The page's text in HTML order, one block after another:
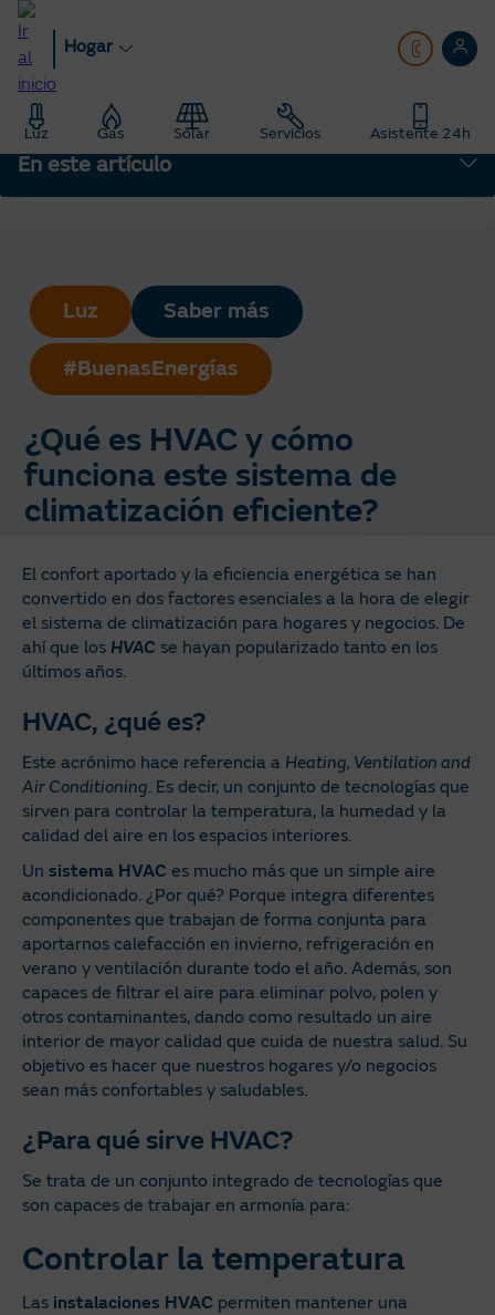
Pasar
contenido
principal
Hogar
Luz Gas Solar Servicios Asistente 24h
Hogar
Blog
Eficiencia energética: Consejos de ahorro de luz y gas
¿Qué es HVAC y cómo funciona este sistema de climatización
Luz Saber más
#BuenasEnergías
¿Qué es HVAC y cómo
funciona este sistema de
climatización eficiente?
En este artículo
El confort aportado y la eficiencia energética se han
convertido en dos factores esenciales a la hora de elegir
el sistema de climatización para hogares y negocios. De
ahí que los HVAC se hayan popularizado tanto en los
últimos años.
HVAC, ¿qué es?
Este acrónimo hace referencia a Heating, Ventilation and
Air Conditioning. Es decir, un conjunto de tecnologías que
sirven para controlar la temperatura, la humedad y la
calidad del aire en los espacios interiores.
Un sistema HVAC es mucho más que un simple aire
acondicionado. ¿Por qué? Porque integra diferentes
componentes que trabajan de forma conjunta para
aportarnos calefacción en invierno, refrigeración en
verano y ventilación durante todo el año. Además, son
capaces de filtrar el aire para eliminar polvo, polen y
otros contaminantes, dando como resultado un aire
interior de mayor calidad que cuida de nuestra salud. Su
objetivo es hacer que nuestros hogares y/o negocios
sean más confortables y saludables.
¿Para qué sirve HVAC?
Se trata de un conjunto integrado de tecnologías que
son capaces de trabajar en armonía para:
Controlar la temperatura
Las instalaciones HVAC permiten mantener una